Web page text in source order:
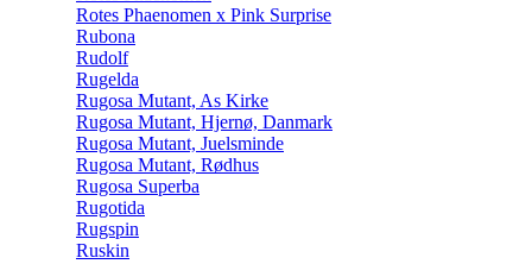
Rotes Phaenomen x Pink Surprise
Rubona
Rudolf
Rugelda
Rugosa Mutant, As Kirke
Rugosa Mutant, Hjernø, Danmark
Rugosa Mutant, Juelsminde
Rugosa Mutant, Rødhus
Rugosa Superba
Rugotida
Rugspin
Ruskin